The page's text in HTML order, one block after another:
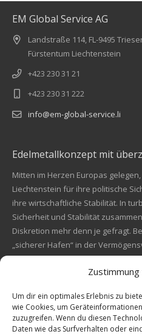
Um dir ein optimales Erlebnis zu
wie Cookies, um
zuzugreifen. Wenn du diesen
Daten wie das Surfverhalten oder
EM Global Service AG
Landstraße 114, FL-9495
Fürstentum Liechtenstein
+423 230 31 21
+423 230 31 222
info@em-global-service.li
Edelmetallkonzept mit
Mitten im Herzen Europas
Liechtenstein für ihre politische
ihre wirtschaftliche Stabilität. In
Sicherheit und Stabilität
Diskretion mehr denn je gefragt.
„sicherer Hafen“ in der
Financial concept of
Located in the heart of Europe,
also known for their political safety
In these turbulent times, security